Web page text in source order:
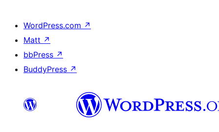
WordPress.com ↗
Matt ↗
bbPress ↗
BuddyPress ↗